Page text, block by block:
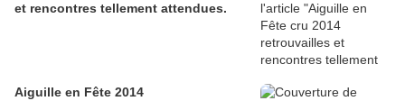
et rencontres tellement attendues.
Aiguille en Fête 2014